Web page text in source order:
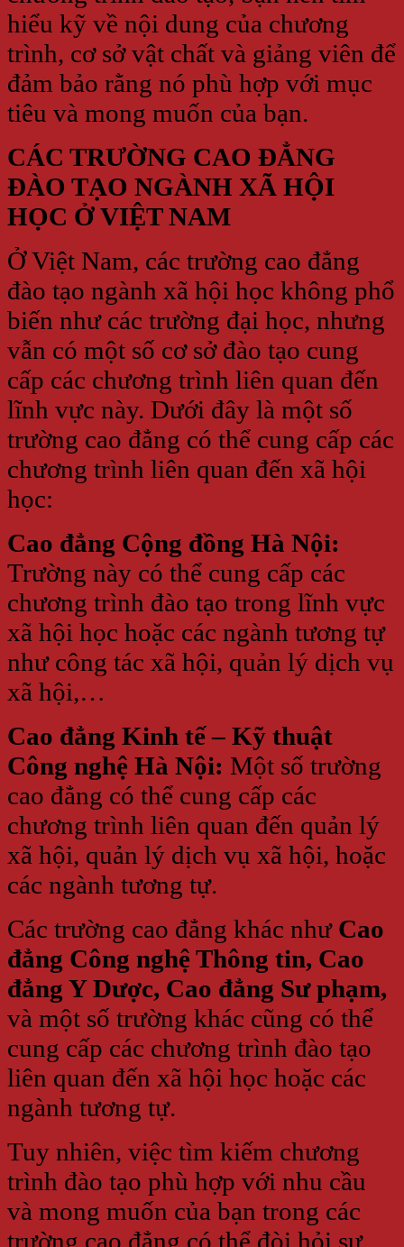
hiểu kỹ về nội dung của chương
trình, cơ sở vật chất và giảng viên để
đảm bảo rằng nó phù hợp với mục
tiêu và mong muốn của bạn.
CÁC TRƯỜNG CAO ĐẲNG
ĐÀO TẠO NGÀNH XÃ HỘI
HỌC Ở VIỆT NAM
Ở Việt Nam, các trường cao đẳng
đào tạo ngành xã hội học không phổ
biến như các trường đại học, nhưng
vẫn có một số cơ sở đào tạo cung
cấp các chương trình liên quan đến
lĩnh vực này. Dưới đây là một số
trường cao đẳng có thể cung cấp các
chương trình liên quan đến xã hội
học:
Cao đẳng Cộng đồng Hà Nội:
Trường này có thể cung cấp các
chương trình đào tạo trong lĩnh vực
xã hội học hoặc các ngành tương tự
như công tác xã hội, quản lý dịch vụ
xã hội,…
Cao đẳng Kinh tế – Kỹ thuật
Công nghệ Hà Nội: Một số trường
cao đẳng có thể cung cấp các
chương trình liên quan đến quản lý
xã hội, quản lý dịch vụ xã hội, hoặc
các ngành tương tự.
Các trường cao đẳng khác như Cao
đẳng Công nghệ Thông tin, Cao
đẳng Y Dược, Cao đẳng Sư phạm,
và một số trường khác cũng có thể
cung cấp các chương trình đào tạo
liên quan đến xã hội học hoặc các
ngành tương tự.
Tuy nhiên, việc tìm kiếm chương
trình đào tạo phù hợp với nhu cầu
và mong muốn của bạn trong các
trường cao đẳng có thể đòi hỏi sự